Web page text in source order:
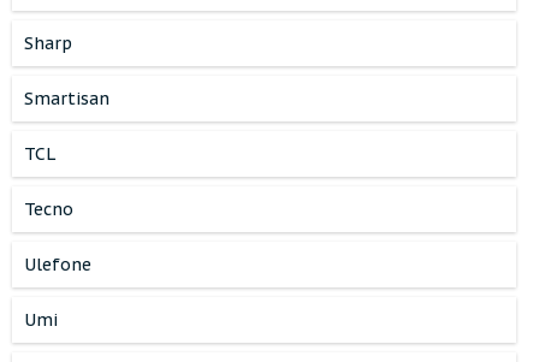
Sharp
Smartisan
TCL
Tecno
Ulefone
Umi